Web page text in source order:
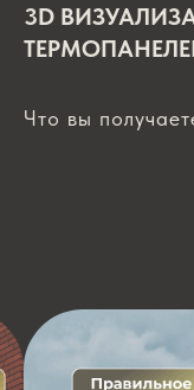
3D
Что вы